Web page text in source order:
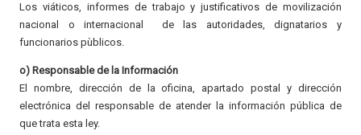
Los viáticos, informes de trabajo y justificativos de movilización
nacional o internacional de las autoridades, dignatarios y
funcionarios pùblicos.
o) Responsable de la Información
El nombre, dirección de la oficina, apartado postal y dirección
electrónica del responsable de atender la información pública de
que trata esta ley.